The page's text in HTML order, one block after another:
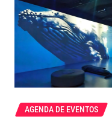
AGENDA DE EVENTOS